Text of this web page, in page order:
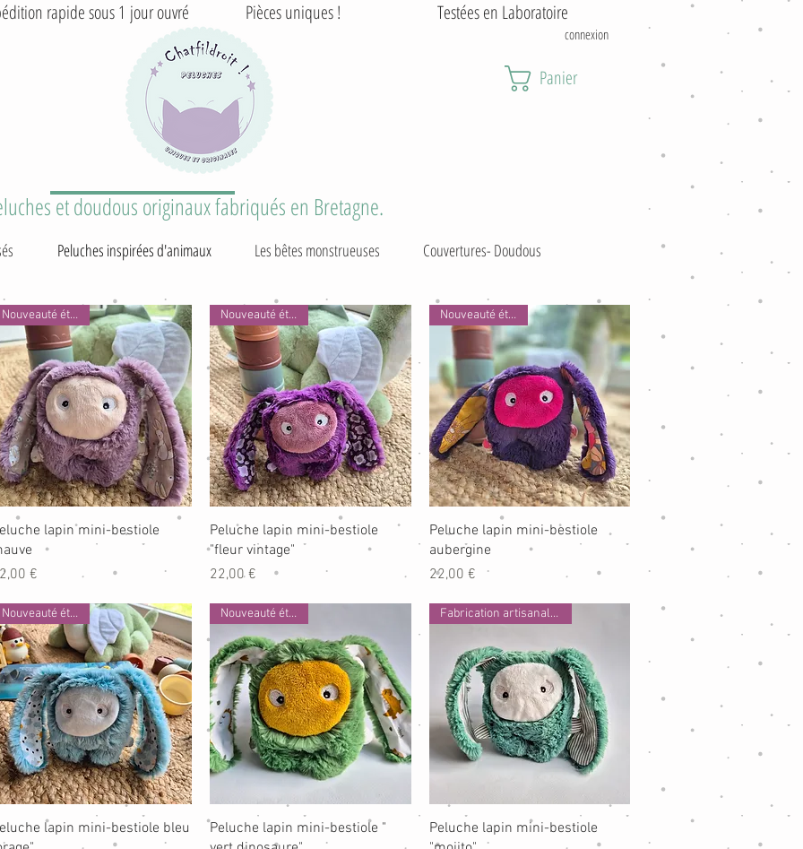
rapide sous 1 jour ouvré Pièces uniques ! Testées en Laboratoire
connexion
Panier
et doudous originaux fabriqués en Bretagne.
Peluches inspirées d'animaux Les bêtes monstrueuses Couvertures- Doudous
Aperçu rapide
Nouveauté été 2026
lapin mini-bestiole
€
Aperçu rapide
Nouveauté été 2026
Peluche lapin mini-bestiole
"fleur vintage"
Prix
22,00 €
Aperçu rapide
Nouveauté été 2026
Peluche lapin mini-bestiole
aubergine
Prix
22,00 €
Aperçu rapide
Nouveauté été 2026
lapin mini-bestiole bleu
Aperçu rapide
Nouveauté été 2026
Peluche lapin mini-bestiole "
Aperçu rapide
Fabrication artisanale 100% f
Peluche lapin mini-bestiole